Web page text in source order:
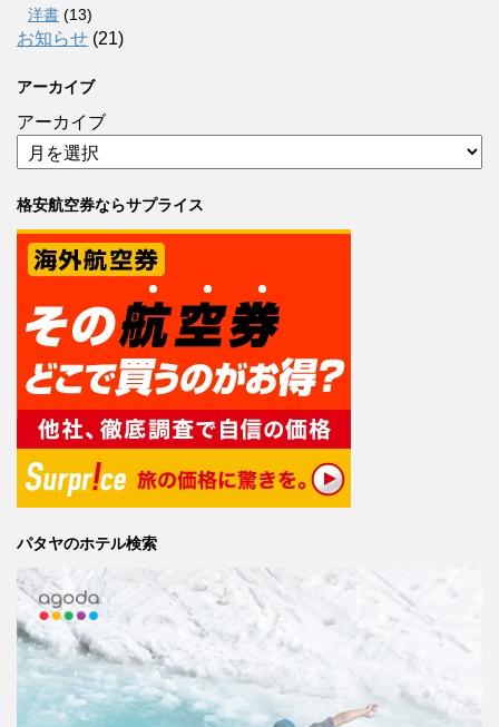
洋書 (13)
お知らせ (21)
アーカイブ
アーカイブ
格安航空券ならサプライス
パタヤのホテル検索